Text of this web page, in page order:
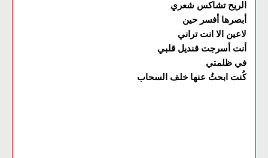
الريح تشاكس شعري
أبصرها أفسر حين
لاعين الا انت تراني
أنت أسرجت قنديل قلبي
في ظلمتي
كُنت ابحثُ عنها خلف السحاب